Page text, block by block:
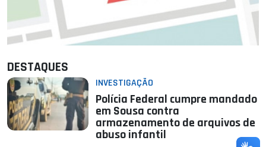
DESTAQUES
INVESTIGAÇÃO
Polícia Federal cumpre mandado
em Sousa contra
armazenamento de arquivos de
abuso infantil